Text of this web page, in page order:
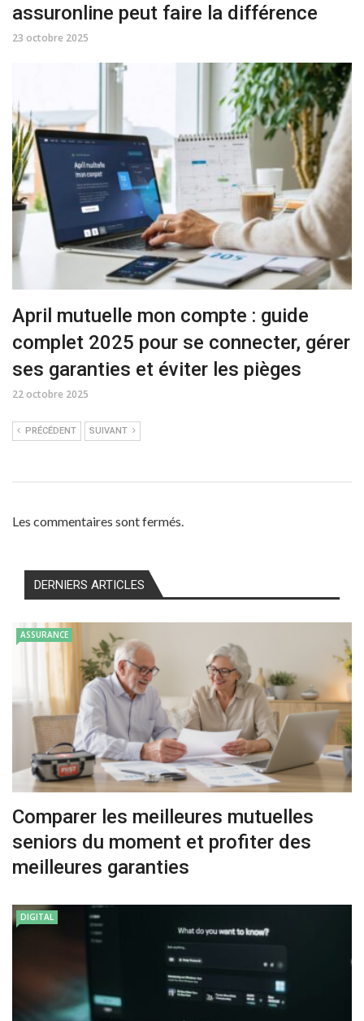
assuronline peut faire la différence
23 octobre 2025
April mutuelle mon compte : guide
complet 2025 pour se connecter, gérer
ses garanties et éviter les pièges
22 octobre 2025
PRÉCÉDENT SUIVANT
Les commentaires sont fermés.
DERNIERS ARTICLES
ASSURANCE
Comparer les meilleures mutuelles
seniors du moment et profiter des
meilleures garanties
DIGITAL